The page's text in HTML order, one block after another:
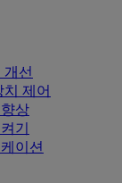
개선
제어
상
기
이션